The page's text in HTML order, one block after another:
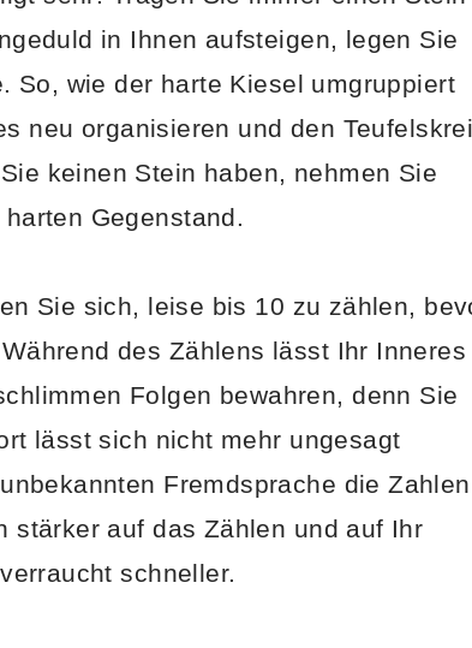
in Ihnen aufsteigen, legen Sie
So, wie der harte Kiesel umgruppiert
neu organisieren und den
keinen Stein haben, nehmen Sie
Gegenstand.
Sie sich, leise bis 10 zu zählen,
des Zählens lässt Ihr Inneres
Folgen bewahren, denn Sie
lässt sich nicht mehr ungesagt
Fremdsprache die Zahlen
stärker auf das Zählen und auf Ihr
schneller.